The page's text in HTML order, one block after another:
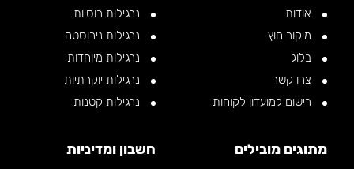
אודות
מיקור חוץ
בלוג
צרו קשר
רישום למועדון לקוחות
נרגילות רוסיות
נרגילות נירוסטה
נרגילות מיוחדות
נרגילות יוקרתיות
נרגילות קטנות
מתוגים מובילים חשבון ומדיניות